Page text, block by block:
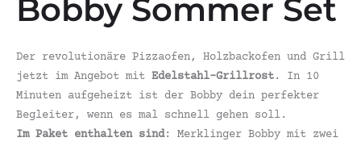
Bobby Sommer Set
Der revolutionäre Pizzaofen, Holzbackofen und Grill
jetzt im Angebot mit Edelstahl-Grillrost. In 10
Minuten aufgeheizt ist der Bobby dein perfekter
Begleiter, wenn es mal schnell gehen soll.
Im Paket enthalten sind: Merklinger Bobby mit zwei